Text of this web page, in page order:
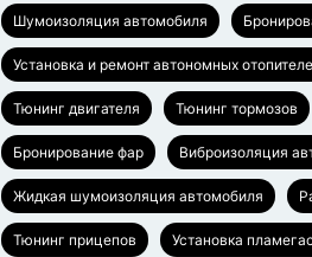
Шумоизоляция автомобиля
Установка и ремонт автономных
Тюнинг двигателя Тюнинг тормозов
Бронирование фар Виброизоляция
Жидкая шумоизоляция автомобиля
Тюнинг прицепов Установка